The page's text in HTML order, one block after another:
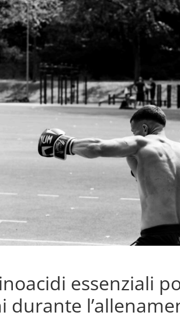
essenziali
durante